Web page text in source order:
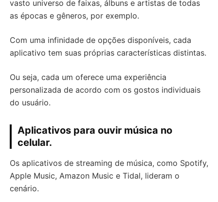
vasto universo de faixas, álbuns e artistas de todas
as épocas e gêneros, por exemplo.
Com uma infinidade de opções disponíveis, cada
aplicativo tem suas próprias características distintas.
Ou seja, cada um oferece uma experiência
personalizada de acordo com os gostos individuais
do usuário.
Aplicativos para ouvir música no
celular.
Os aplicativos de streaming de música, como Spotify,
Apple Music, Amazon Music e Tidal, lideram o
cenário.